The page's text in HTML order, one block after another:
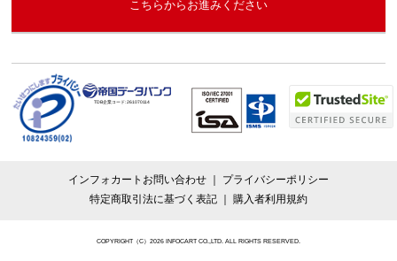
こちらからお進みください
TDB企業コード:261070114
インフォカートお問い合わせ
プライバシーポリシー
特定商取引法に基づく表記
購入者利用規約
COPYRIGHT（C）2026 INFOCART CO.,LTD. ALL RIGHTS RESERVED.